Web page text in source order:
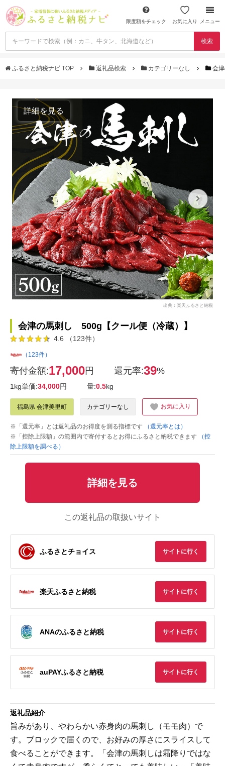
限度額をチェック お気に入り メニュー
検索
ふるさと納税ナビ TOP 返礼品検索 カテゴリーなし 会
詳細を見る
出典：楽天ふるさと納税
会津の馬刺し 500g【クール便（冷蔵）】
4.6 （123件）
（123件）
寄付金額:17,000円 還元率:39%
1kg単価:34,000円 量:0.5kg
福島県 会津美里町 カテゴリーなし お気に入り
※「還元率」とは返礼品のお得度を測る指標です
（還元率とは）
※「控除上限額」の範囲内で寄付するとお得にふるさと納税できます
（控
除上限額を調べる）
詳細を見る
この返礼品の取扱いサイト
ふるさとチョイス サイトに行く
楽天ふるさと納税 サイトに行く
ANAのふるさと納税 サイトに行く
auPAYふるさと納税 サイトに行く
返礼品紹介
旨みがあり、やわらかい赤身肉の馬刺し（モモ肉）で
す。ブロックで届くので、お好みの厚さにスライスして
食べることができます。「会津の馬刺しは霜降りではな